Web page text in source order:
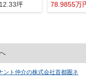
坪
78.9855万
ント仲介の株式会社首都圏ネ